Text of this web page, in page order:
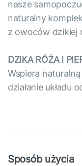
nasze
naturalny
z owoców dzikiej
DZIKA RÓŻA I
Wspiera
działanie układu
Sposób użycia